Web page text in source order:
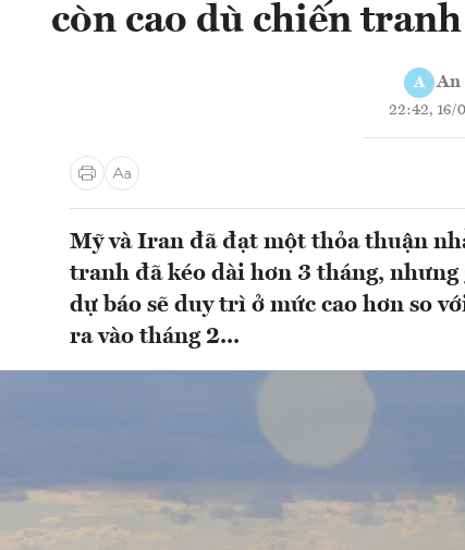
còn cao dù chiến
A An
22:42, 16/
Mỹ và Iran đã đạt một thỏa thuận
tranh đã kéo dài hơn 3 tháng, nhưng
dự báo sẽ duy trì ở mức cao hơn so
ra vào tháng 2...